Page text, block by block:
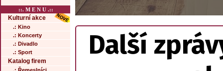
::. M E N U .::
Kulturní akce
.: Kino
.: Koncerty
.: Divadlo
.: Sport
Katalog firem
Další